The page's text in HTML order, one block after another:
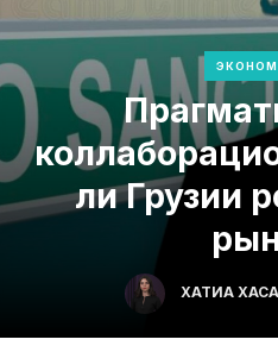
ли Грузии
ХАТИА